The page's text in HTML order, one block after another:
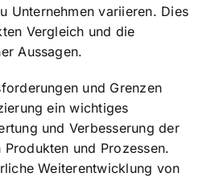
Unternehmen variieren. Dies
Vergleich und die
Aussagen.
und Grenzen
ein wichtiges
und Verbesserung der
und Prozessen.
Weiterentwicklung von